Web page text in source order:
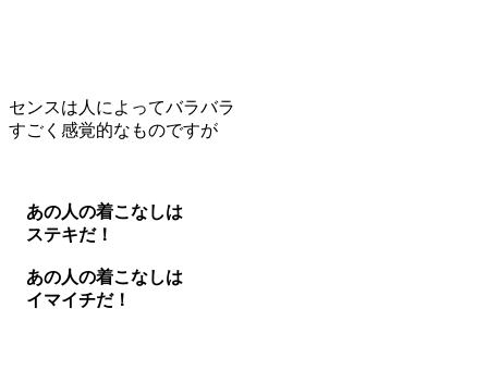
センスは人によってバラバラ
すごく感覚的なものですが
あの人の着こなしは
ステキだ！
あの人の着こなしは
イマイチだ！